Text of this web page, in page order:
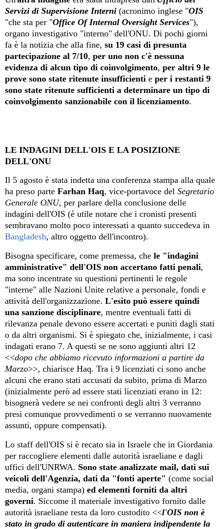
Servizi di Supervisione Interni (acronimo inglese "OIS
"che sta per "Office Of Internal Oversight Services"),
organo investigativo "interno" dell'ONU. Di pochi giorni
fa è la notizia che alla fine, su 19 casi di presunta
partecipazione al 7/10, per uno non c'è nessuna
evidenza di alcun tipo di coinvolgimento, per altri 9 le
prove sono state ritenute insufficienti e per i restanti 9
sono state ritenute sufficienti a determinare un tipo di
coinvolgimento sanzionabile con il licenziamento.
LE INDAGINI DELL'OIS E LA POSIZIONE
DELL'ONU
Il 5 agosto è stata indetta una conferenza stampa alla quale
ha preso parte Farhan Haq, vice-portavoce del Segretario
Generale ONU, per parlare della conclusione delle
indagini dell'OIS (è utile notare che i cronisti presenti
sembravano molto poco interessati a quanto succedeva in
Bangladesh, altro oggetto dell'incontro).
Bisogna specificare, come premessa, che le "indagini
amministrative" dell'OIS non accertano fatti penali,
ma sono incentrate su questioni pertinenti le regole
"interne" alle Nazioni Unite relative a personale, fondi e
attività dell'organizzazione. L'esito può essere quindi
una sanzione disciplinare, mentre eventuali fatti di
rilevanza penale devono essere accertati e puniti dagli stati
o da altri organismi. Si è spiegato che, inizialmente, i casi
indagati erano 7. A questi se ne sono aggiunti altri 12
<<dopo che abbiamo ricevuto informazioni a partire da
Marzo>>, chiarisce Haq. Tra i 9 licenziati ci sono anche
alcuni che erano stati accusati da subito, prima di Marzo
(inizialmente però ad essere stati licenziati erano in 12:
bisognerà vedere se nei confronti degli altri 3 verranno
presi comunque provvedimenti o se verranno nuovamente
assunti, oppure compensati).
Lo staff dell'OIS si è recato sia in Israele che in Giordania
per raccogliere elementi dalle autorità israeliane e dagli
uffici dell'UNRWA. Sono state analizzate mail, dati sui
veicoli dell'Agenzia, dati da "fonti aperte" (come social
media, organi stampa) ed elementi forniti da altri
governi. Siccome il materiale investigativo fornito dalle
autorità israeliane resta da loro custodito <<l'OIS non è
stato in grado di autenticare in maniera indipendente la